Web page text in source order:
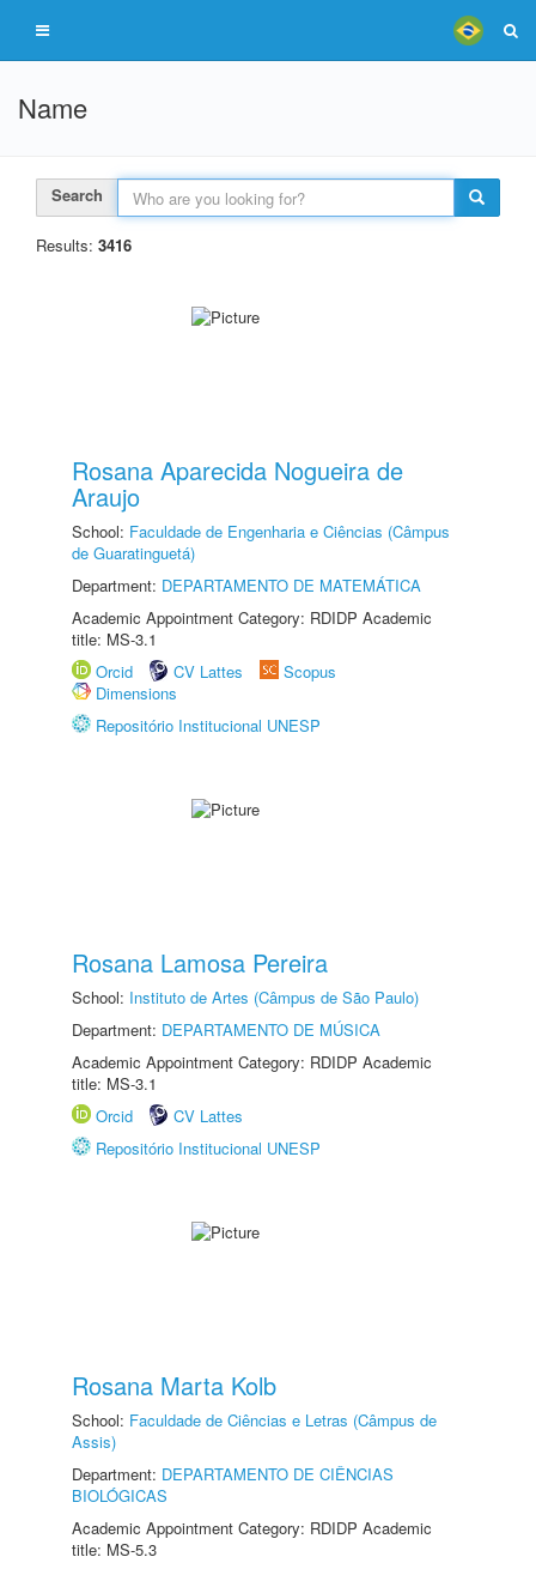
Name
Search
Results: 3416
Rosana Aparecida Nogueira de
Araujo
School: Faculdade de Engenharia e Ciências (Câmpus
de Guaratinguetá)
Department: DEPARTAMENTO DE MATEMÁTICA
Academic Appointment Category: RDIDP Academic
title: MS-3.1
Orcid
CV Lattes
Scopus
Dimensions
Repositório Institucional UNESP
Rosana Lamosa Pereira
School: Instituto de Artes (Câmpus de São Paulo)
Department: DEPARTAMENTO DE MÚSICA
Academic Appointment Category: RDIDP Academic
title: MS-3.1
Orcid
CV Lattes
Repositório Institucional UNESP
Rosana Marta Kolb
School: Faculdade de Ciências e Letras (Câmpus de
Assis)
Department: DEPARTAMENTO DE CIÊNCIAS
BIOLÓGICAS
Academic Appointment Category: RDIDP Academic
title: MS-5.3